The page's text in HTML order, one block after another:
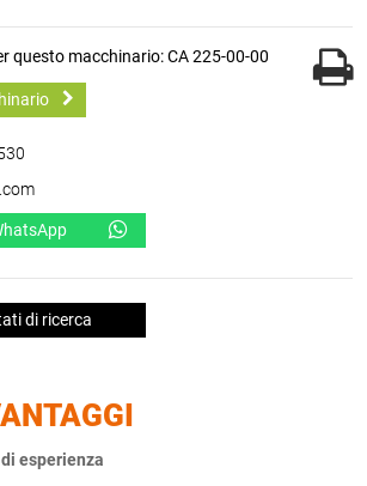
questo macchinario: CA 225-00-00
di ricerca
esperienza